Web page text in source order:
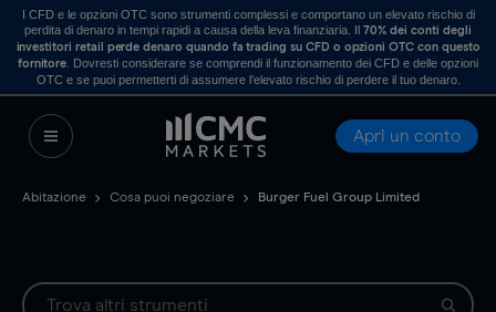
I CFD e le opzioni OTC sono strumenti complessi e comportano un elevato rischio di
perdita di denaro in tempi rapidi a causa della leva finanziaria. Il70% dei conti degli
investitori retail perde denaro quando fa trading su CFD o opzioni OTC con questo
fornitore . Dovresti considerare se comprendi il funzionamento dei CFD e delle opzioni
OTC e se puoi permetterti di assumere l’elevato rischio di perdere il tuo denaro.
Apri un conto
Abitazione Cosa puoi negoziare Burger Fuel Group Limited